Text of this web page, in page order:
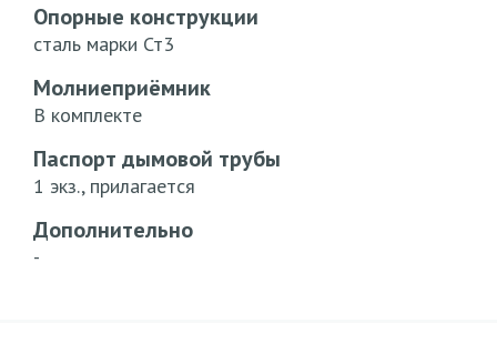
Опорные конструкции
сталь марки Ст3
Молниеприёмник
В комплекте
Паспорт дымовой трубы
1 экз., прилагается
Дополнительно
-